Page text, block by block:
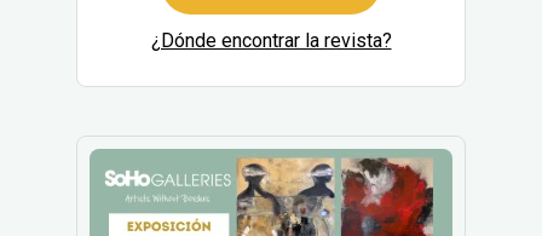
¿Dónde encontrar la revista?